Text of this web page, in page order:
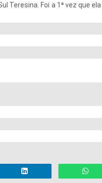
Teresina. Foi a 1ª vez que